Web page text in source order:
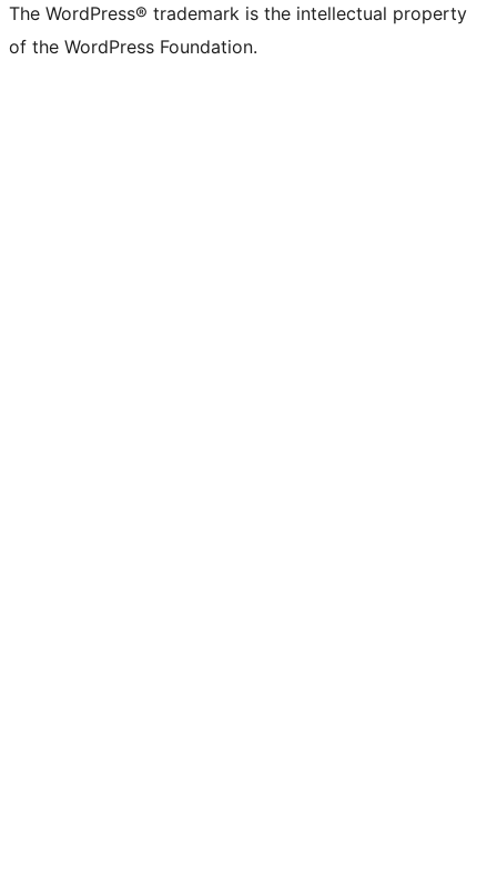
The WordPress® trademark is the intellectual property
of the WordPress Foundation.